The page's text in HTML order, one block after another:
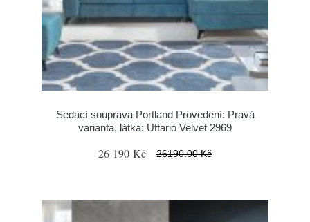
Sedací souprava Portland Provedení: Pravá
varianta, látka: Uttario Velvet 2969
26 190 Kč 26190.00 Kč